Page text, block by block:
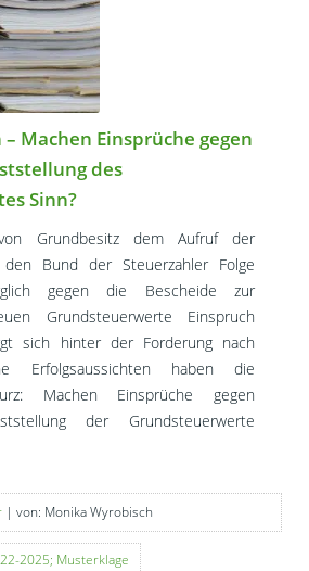
– Machen Einsprüche gegen
des
Sinn?
Grundbesitz dem Aufruf der
den Bund der Steuerzahler Folge
gegen die Bescheide zur
Grundsteuerwerte Einspruch
sich hinter der Forderung nach
Erfolgsaussichten haben die
Machen Einsprüche gegen
der Grundsteuerwerte
| von: Monika Wyrobisch
2025; Musterklage